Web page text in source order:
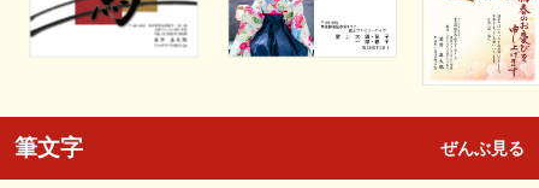
筆文字 ぜんぶ見る